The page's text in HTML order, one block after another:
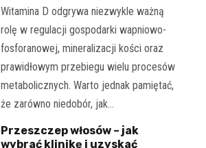
Witamina D odgrywa niezwykle ważną
rolę w regulacji gospodarki wapniowo-
fosforanowej, mineralizacji kości oraz
prawidłowym przebiegu wielu procesów
metabolicznych. Warto jednak pamiętać,
że zarówno niedobór, jak…
Przeszczep włosów – jak
wybrać klinikę i uzyskać